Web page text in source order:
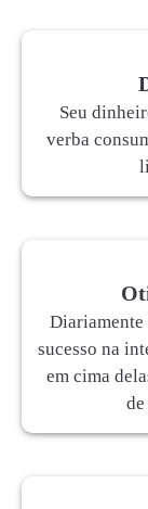
Seu
verba
Diariamente
sucesso na
em cima